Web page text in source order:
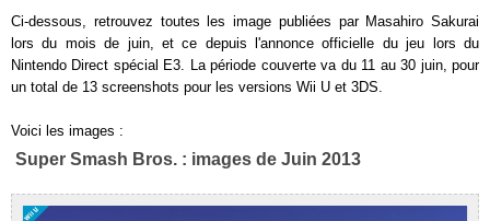
Ci-dessous, retrouvez toutes les image publiées par Masahiro Sakurai
lors du mois de juin, et ce depuis l'annonce officielle du jeu lors du
Nintendo Direct spécial E3. La période couverte va du 11 au 30 juin, pour
un total de 13 screenshots pour les versions Wii U et 3DS.
Voici les images :
Super Smash Bros. : images de Juin 2013